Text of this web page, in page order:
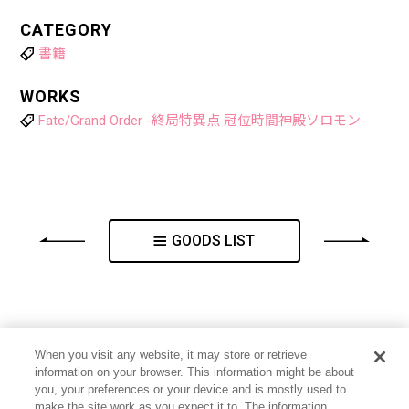
CATEGORY
書籍
WORKS
Fate/Grand Order -終局特異点 冠位時間神殿ソロモン-
GOODS LIST
When you visit any website, it may store or retrieve
information on your browser. This information might be about
you, your preferences or your device and is mostly used to